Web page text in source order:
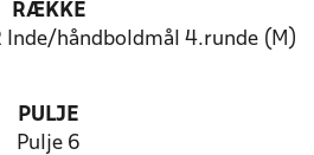
RÆKKE
Inde/håndboldmål 4.runde (M)
PULJE
Pulje 6